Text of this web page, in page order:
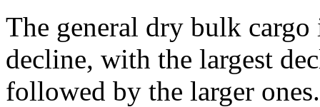
The general dry bulk
decline, with the largest
followed by the larger ones.